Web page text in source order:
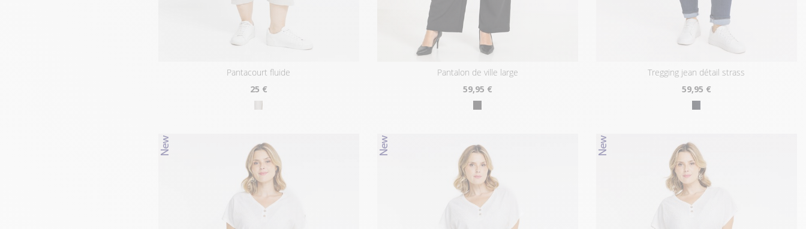
pantacourt fluide
25 €
pantalon de ville large
59,95 €
tregging jean détail strass
59,95 €